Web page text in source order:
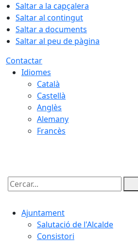
Saltar a la capçalera
Saltar al contingut
Saltar a documents
Saltar al peu de pàgina
Contactar
Idiomes
Català
Castellà
Anglès
Alemany
Francès
Cercar:
Ajuntament
Salutació de l'Alcalde
Consistori